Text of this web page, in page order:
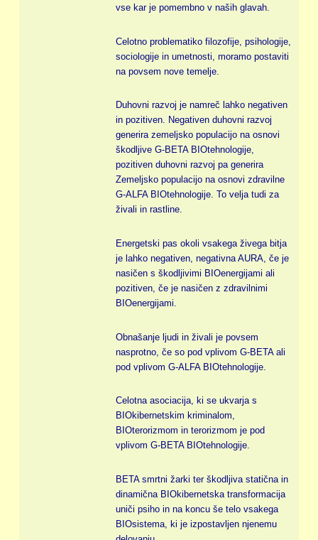
vse kar je pomembno v naših glavah.
Celotno problematiko filozofije, psihologije,
sociologije in umetnosti, moramo postaviti
na povsem nove temelje.
Duhovni razvoj je namreč lahko negativen
in pozitiven. Negativen duhovni razvoj
generira zemeljsko populacijo na osnovi
škodljive G-BETA BIOtehnologije,
pozitiven duhovni razvoj pa generira
Zemeljsko populacijo na osnovi zdravilne
G-ALFA BIOtehnologije. To velja tudi za
živali in rastline.
Energetski pas okoli vsakega živega bitja
je lahko negativen, negativna AURA, če je
nasičen s škodljivimi BIOenergijami ali
pozitiven, če je nasičen z zdravilnimi
BIOenergijami.
Obnašanje ljudi in živali je povsem
nasprotno, če so pod vplivom G-BETA ali
pod vplivom G-ALFA BIOtehnologije.
Celotna asociacija, ki se ukvarja s
BIOkibernetskim kriminalom,
BIOterorizmom in terorizmom je pod
vplivom G-BETA BIOtehnologije.
BETA smrtni žarki ter škodljiva statična in
dinamična BIOkibernetska transformacija
uniči psiho in na koncu še telo vsakega
BIOsistema, ki je izpostavljen njenemu